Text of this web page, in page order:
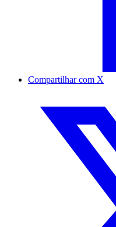
Compartilhar com X